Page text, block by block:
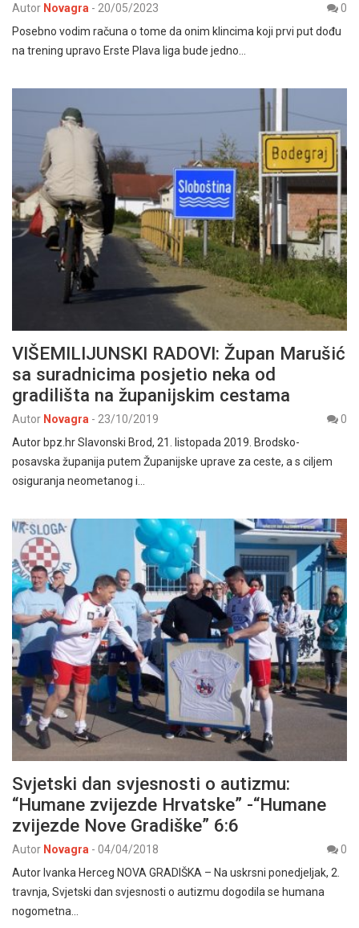
Autor Novagra - 20/05/2023
0
Posebno vodim računa o tome da onim klincima koji prvi put dođu
na trening upravo Erste Plava liga bude jedno…
VIŠEMILIJUNSKI RADOVI: Župan Marušić
sa suradnicima posjetio neka od
gradilišta na županijskim cestama
Autor Novagra - 23/10/2019
0
Autor bpz.hr Slavonski Brod, 21. listopada 2019. Brodsko-
posavska županija putem Županijske uprave za ceste, a s ciljem
osiguranja neometanog i…
Svjetski dan svjesnosti o autizmu:
“Humane zvijezde Hrvatske” -“Humane
zvijezde Nove Gradiške” 6:6
Autor Novagra - 04/04/2018
0
Autor Ivanka Herceg NOVA GRADIŠKA – Na uskrsni ponedjeljak, 2.
travnja, Svjetski dan svjesnosti o autizmu dogodila se humana
nogometna…